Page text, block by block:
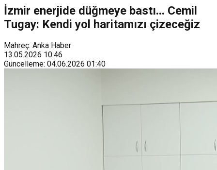
sürdürülebilir atık yönetimi sistemine dahil etti.
İzmir enerjide düğmeye bastı... Cemil
Tugay: Kendi yol haritamızı çizeceğiz
Mahreç: Anka Haber
13.05.2026 10:46
Güncelleme: 04.06.2026 01:40